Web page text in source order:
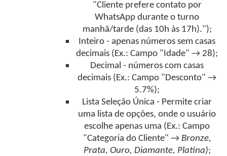
"Cliente prefere contato por
WhatsApp durante o turno
manhã/tarde (das 10h às 17h).");
Inteiro - apenas números sem casas
decimais (Ex.: Campo "Idade" → 28);
Decimal - números com casas
decimais (Ex.: Campo "Desconto" →
5.7%);
Lista Seleção Única - Permite criar
uma lista de opções, onde o usuário
escolhe apenas uma (Ex.: Campo
"Categoria do Cliente" → Bronze,
Prata, Ouro, Diamante, Platina);